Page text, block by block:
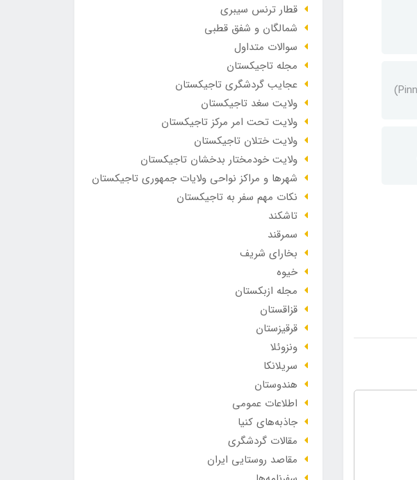
قطار ترنس سیبری
شمالگان و شفق قطبی
سوالات متداول
مجله تاجیکستان
عجایب گردشگری تاجیکستان
ولایت سغد تاجیکستان
ولایت تحت امر مرکز تاجیکستان
ولایت ختلان تاجیکستان
ولایت خودمختار بدخشان تاجیکستان
شهرها و مراکز نواحی ولایات جمهوری تاجیکستان
نکات مهم سفر به تاجیکستان
تاشکند
سمرقند
بخارای شریف
خیوه
مجله ازبکستان
قزاقستان
قرقیزستان
ونزوئلا
سریلانکا
هندوستان
اطلاعات عمومی
جاذبه‌های کنیا
مقالات گردشگری
مقاصد روستایی ایران